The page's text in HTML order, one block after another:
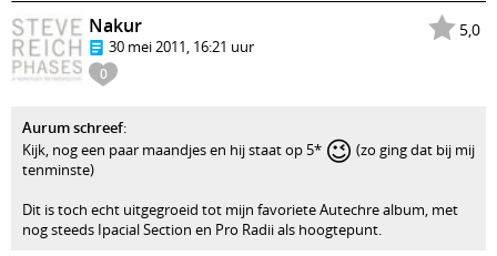
5,0
0
Nakur
30 mei 2011, 16:21 uur
Aurum schreef:
Kijk, nog een paar maandjes en hij staat op 5* 😉 (zo ging dat bij mij
tenminste)
Dit is toch echt uitgegroeid tot mijn favoriete Autechre album, met
nog steeds Ipacial Section en Pro Radii als hoogtepunt.